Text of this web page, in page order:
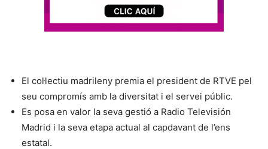
El col·lectiu madrileny premia el president de RTVE pel
seu compromís amb la diversitat i el servei públic.
Es posa en valor la seva gestió a Radio Televisión
Madrid i la seva etapa actual al capdavant de l’ens
estatal.